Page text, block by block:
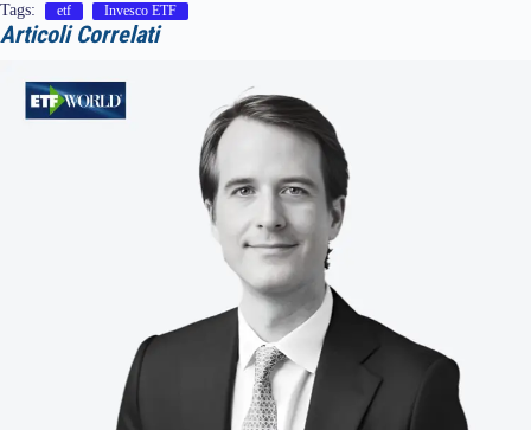
Tags: etf Invesco ETF
Articoli Correlati